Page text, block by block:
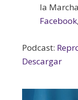
la
Facebook,
Podcast:
Descargar